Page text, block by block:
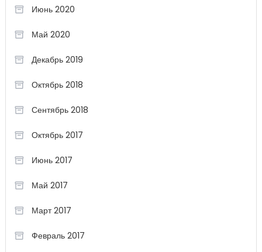
Июнь 2020
Май 2020
Декабрь 2019
Октябрь 2018
Сентябрь 2018
Октябрь 2017
Июнь 2017
Май 2017
Март 2017
Февраль 2017